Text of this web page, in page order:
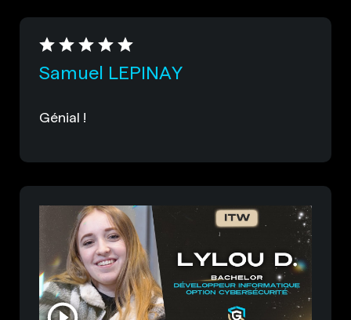
Samuel LEPINAY
Génial !